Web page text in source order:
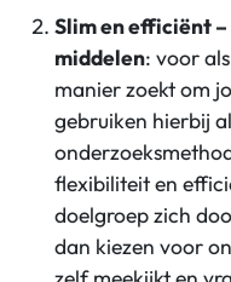
Slim en efficiënt
middelen: voor
manier zoekt om
gebruiken hierbij
flexibiliteit en
doelgroep zich
dan kiezen voor